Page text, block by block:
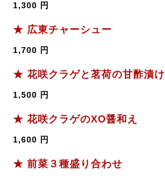
1,300 円
★ 広東チャーシュー
1,700 円
★ 花咲クラゲと茗荷の甘酢漬け
1,500 円
★ 花咲クラゲのXO醤和え
1,600 円
★ 前菜３種盛り合わせ